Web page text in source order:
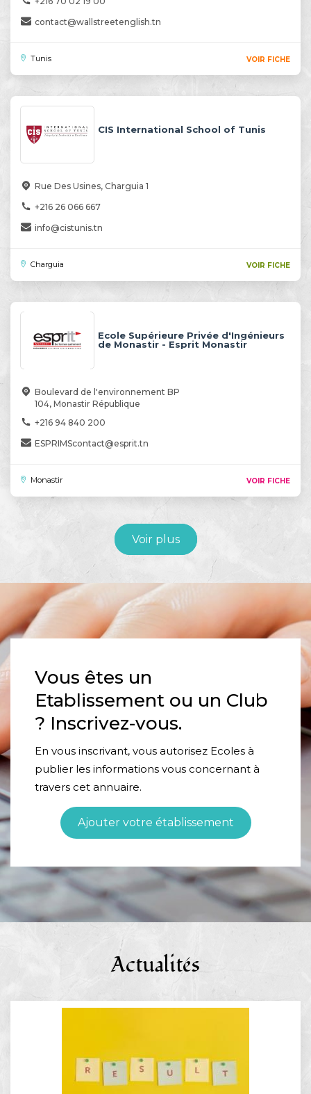
contact@wallstreetenglish.tn
Tunis VOIR FICHE
CIS International School of Tunis
Rue Des Usines, Charguia 1
+216 26 066 667
info@cistunis.tn
Charguia VOIR FICHE
Ecole Supérieure Privée d'Ingénieurs
de Monastir - Esprit Monastir
Boulevard de l'environnement BP
104, Monastir République
+216 94 840 200
ESPRIMScontact@esprit.tn
Monastir VOIR FICHE
Voir plus
Vous êtes un
Etablissement ou un Club
? Inscrivez-vous.
En vous inscrivant, vous autorisez Ecoles à
publier les informations vous concernant à
travers cet annuaire.
Ajouter votre établissement
Actualités